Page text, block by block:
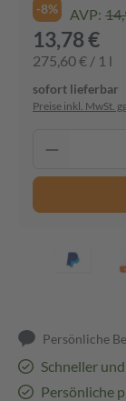
-8% AVP:
13,78 €
275,60 € / 1 l
sofort lieferbar
Preise inkl. MwSt.
Persönliche
Schneller
Persönliche